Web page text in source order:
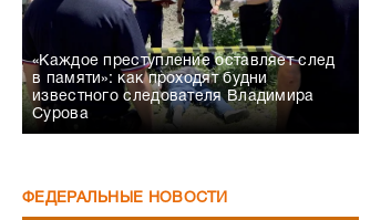
«Каждое преступление оставляет след
в памяти»: как проходят будни
известного следователя Владимира
Сурова
ФЕДЕРАЛЬНЫЕ НОВОСТИ